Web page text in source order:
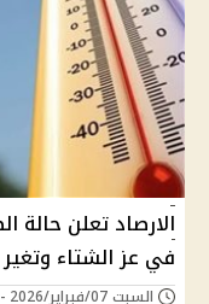
الارصاد تعلن
في عز الشتاء
السبت 07/فبراير/2026 - 10:14 ص